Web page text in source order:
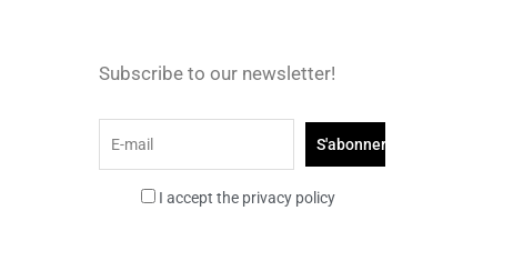
Subscribe to our newsletter!
I accept the privacy policy